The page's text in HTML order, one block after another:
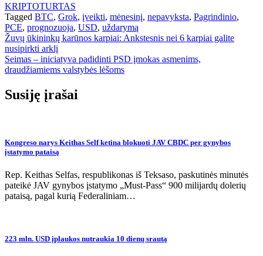
KRIPTOTURTAS
Tagged BTC, Grok, įveikti, mėnesinį, nepavyksta, Pagrindinio,
PCE, prognozuoja, USD, uždarymą
Navigacija
tarp
įrašų
Žuvų ūkininkų karūnos karpiai: Ankstesnis nei 6 karpiai galite
nusipirkti arklį
Seimas – iniciatyva padidinti PSD įmokas asmenims,
draudžiamiems valstybės lėšoms
Susiję įrašai
Kongreso narys Keithas Self ketina blokuoti JAV CBDC per gynybos
įstatymo pataisą
Rep. Keithas Selfas, respublikonas iš Teksaso, paskutinės minutės
pateikė JAV gynybos įstatymo „Must-Pass“ 900 milijardų dolerių
pataisą, pagal kurią Federaliniam…
223 mln. USD įplaukos nutraukia 10 dienų srautą